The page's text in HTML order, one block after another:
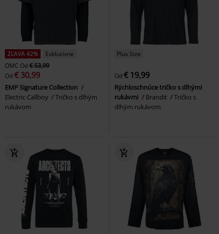
ZĽAVA 42%
Exkluzívne
OMC Od € 53,99
Od € 30,99
EMP Signature Collection
Electric Callboy
Tričko s dlhým
rukávom
Plus Size
Od € 19,99
Rýchloschnúce tričko s dlhými
rukávmi
Brandit
Tričko s
dlhým rukávom